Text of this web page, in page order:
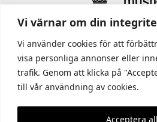
Vi värnar om din
Vi använder cookies för att
visa personliga annonser eller
trafik. Genom att klicka på
till vår användning av cookies.
Acceptera
I STATENS